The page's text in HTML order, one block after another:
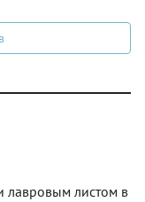
лавровым листом в